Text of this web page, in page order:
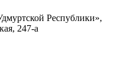
Республики»,
247-а